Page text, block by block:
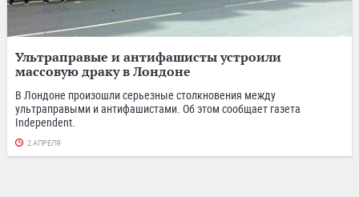
Ультраправые и антифашисты устроили
массовую драку в Лондоне
В Лондоне произошли серьезные столкновения между
ультраправыми и антифашистами. Об этом сообщает газета
Independent.
2 АПРЕЛЯ